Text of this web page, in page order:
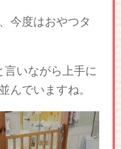
今度はおやつタ
言いながら上手に
んでいますね。